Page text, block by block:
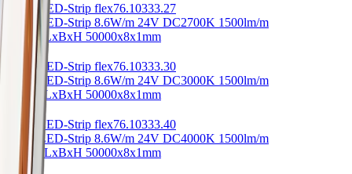
Vantu LED-Strip flex76.10333.27
Vantu LED-Strip 8.6W/m 24V DC2700K 1500lm/m
RA>90
LxBxH 50000x8x1mm
Vantu LED-Strip flex76.10333.30
Vantu LED-Strip 8.6W/m 24V DC3000K 1500lm/m
RA>90 LxBxH 50000x8x1mm
Vantu LED-Strip flex76.10333.40
Vantu LED-Strip 8.6W/m 24V DC4000K 1500lm/m
RA>90 LxBxH 50000x8x1mm